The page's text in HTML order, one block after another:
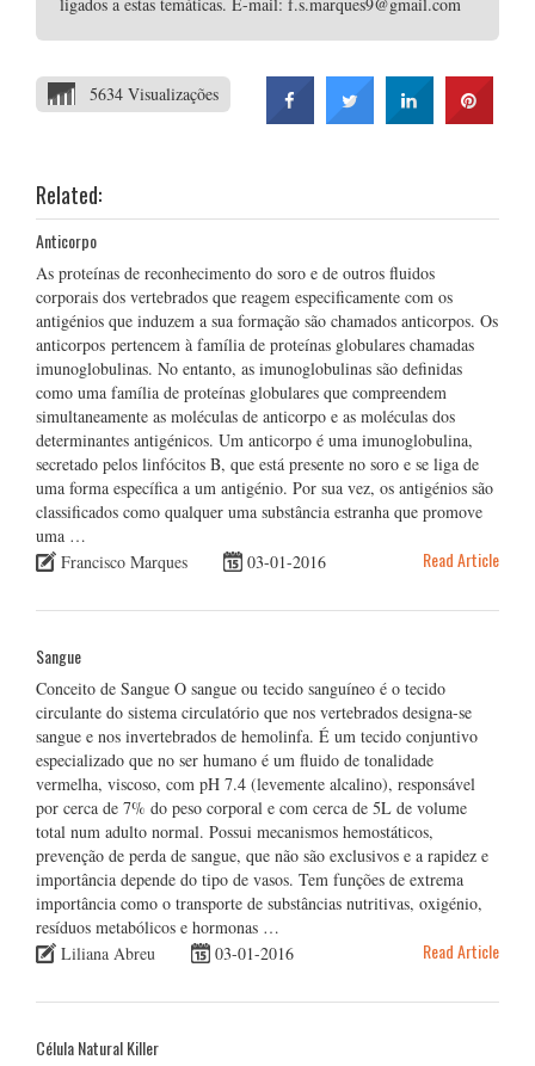
5634 Visualizações
Related:
Anticorpo
As proteínas de reconhecimento do soro e de outros fluidos
corporais dos vertebrados que reagem especificamente com os
antigénios que induzem a sua formação são chamados anticorpos. Os
anticorpos pertencem à família de proteínas globulares chamadas
imunoglobulinas. No entanto, as imunoglobulinas são definidas
como uma família de proteínas globulares que compreendem
simultaneamente as moléculas de anticorpo e as moléculas dos
determinantes antigénicos. Um anticorpo é uma imunoglobulina,
secretado pelos linfócitos B, que está presente no soro e se liga de
uma forma específica a um antigénio. Por sua vez, os antigénios são
classificados como qualquer uma substância estranha que promove
uma …
Francisco Marques
03-01-2016 Read Article
Sangue
Conceito de Sangue O sangue ou tecido sanguíneo é o tecido
circulante do sistema circulatório que nos vertebrados designa-se
sangue e nos invertebrados de hemolinfa. É um tecido conjuntivo
especializado que no ser humano é um fluido de tonalidade
vermelha, viscoso, com pH 7.4 (levemente alcalino), responsável
por cerca de 7% do peso corporal e com cerca de 5L de volume
total num adulto normal. Possui mecanismos hemostáticos,
prevenção de perda de sangue, que não são exclusivos e a rapidez e
importância depende do tipo de vasos. Tem funções de extrema
importância como o transporte de substâncias nutritivas, oxigénio,
resíduos metabólicos e hormonas …
Liliana Abreu
03-01-2016 Read Article
Célula Natural Killer